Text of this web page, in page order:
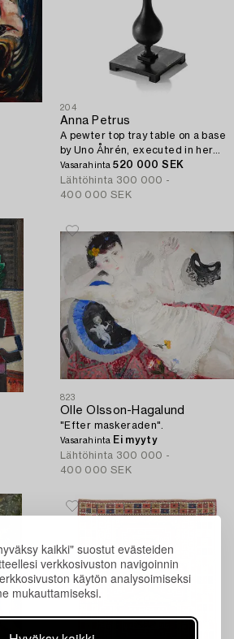
kaikki" suostut evästeiden
verkkosivuston navigoinnin
käytön analysoimiseksi
mukauttamiseksi.
204
Anna Petrus
A pewter top tray table on a base
by Uno Åhrén, executed in her
studio, Stockholm, ca 1922-25.
Vasarahinta520 000 SEK
Lähtöhinta 300 000 -
400 000 SEK
823
Olle Olsson-Hagalund
"Efter maskeraden".
Vasarahinta Ei myyty
Lähtöhinta 300 000 -
400 000 SEK